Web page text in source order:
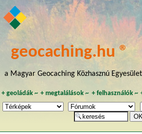
geocaching.hu ®
a Magyar Geocaching Közhasznú
+ geoládák~ +megtalálások ~ + felhasználók~